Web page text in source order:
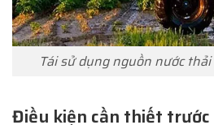
Tái sử dụng nguồn nước
Điều kiện cần thiết